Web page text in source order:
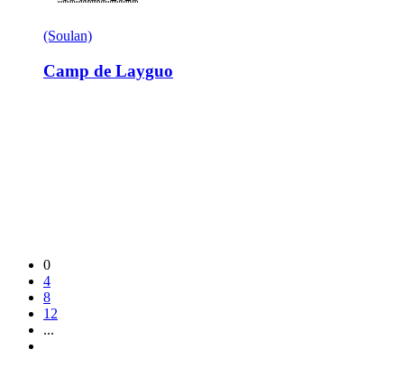
(Soulan)
Camp de Layguo
0
4
8
12
...